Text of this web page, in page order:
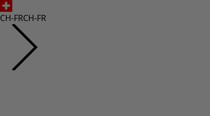
CH-FRCH-FR